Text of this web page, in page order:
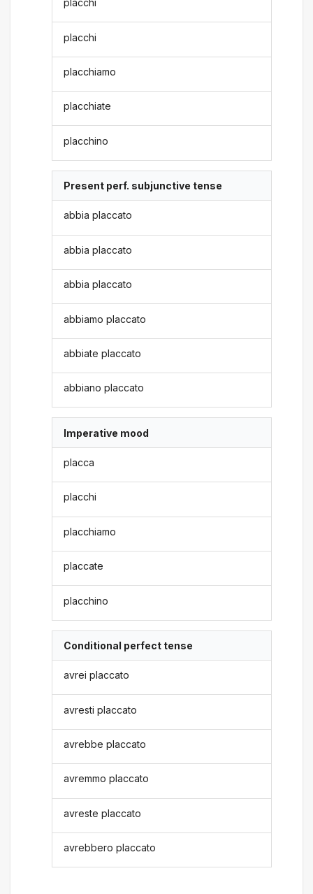
placchi
placchi
placchiamo
placchiate
placchino
Present perf. subjunctive tense
abbia placcato
abbia placcato
abbia placcato
abbiamo placcato
abbiate placcato
abbiano placcato
Imperative mood
placca
placchi
placchiamo
placcate
placchino
Conditional perfect tense
avrei placcato
avresti placcato
avrebbe placcato
avremmo placcato
avreste placcato
avrebbero placcato